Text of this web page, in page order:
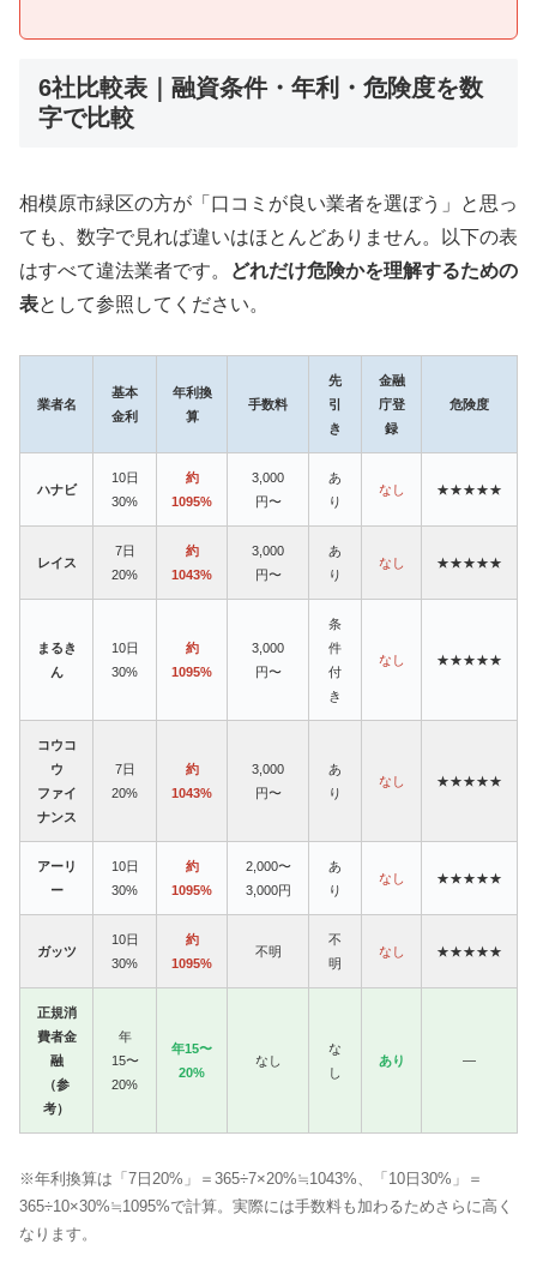
6社比較表｜融資条件・年利・危険度を数
字で比較
相模原市緑区の方が「口コミが良い業者を選ぼう」と思っ
ても、数字で見れば違いはほとんどありません。以下の表
はすべて違法業者です。
どれだけ危険かを理解するための
表として参照してください。
業者名
基本
金利
年利換
算
手数料
先
引
き
金融
庁登
録
危険度
ハナビ
10日
30%
約
1095%
3,000
円〜
あ
り
なし ★★★★★
レイス
7日
20%
約
1043%
3,000
円〜
あ
り
なし ★★★★★
まるき
ん
10日
30%
約
1095%
3,000
円〜
条
件
付
き
なし ★★★★★
コウコ
ウ
ファイ
ナンス
7日
20%
約
1043%
3,000
円〜
あ
り
なし ★★★★★
アーリ
ー
10日
30%
約
1095%
2,000〜
3,000円
あ
り
なし ★★★★★
ガッツ
10日
30%
約
1095%
不明
不
明
なし ★★★★★
正規消
費者金
融
（参
考）
年
15〜
20%
年15〜
20%
なし
な
し
あり —
※年利換算は「7日20%」＝365÷7×20%≒1043%、「10日30%」＝
365÷10×30%≒1095%で計算。実際には手数料も加わるためさらに高く
なります。